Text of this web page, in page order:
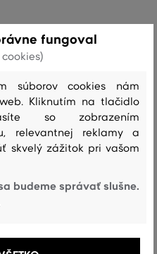
do konca zľavy
fungoval
súborov cookies nám
Kliknutím na tlačidlo
so zobrazením
relevantnej reklamy a
skvelý zážitok pri vašom
budeme správať slušne.